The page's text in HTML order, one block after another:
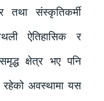
तथा संस्कृतिकर्मी
ऐतिहासिक र
क्षेत्र भए पनि
रहेको अवस्थामा यस